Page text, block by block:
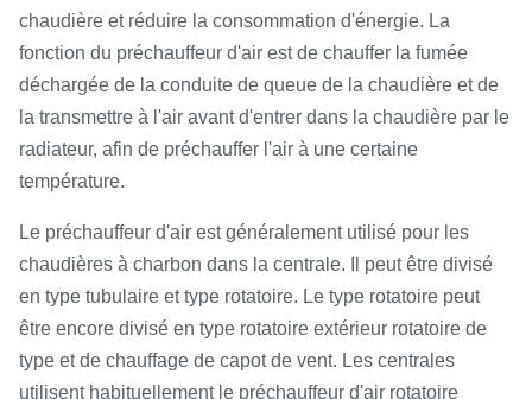
chaudière et réduire la consommation d'énergie. La
fonction du préchauffeur d'air est de chauffer la fumée
déchargée de la conduite de queue de la chaudière et de
la transmettre à l'air avant d'entrer dans la chaudière par le
radiateur, afin de préchauffer l'air à une certaine
température.
Le préchauffeur d'air est généralement utilisé pour les
chaudières à charbon dans la centrale. Il peut être divisé
en type tubulaire et type rotatoire. Le type rotatoire peut
être encore divisé en type rotatoire extérieur rotatoire de
type et de chauffage de capot de vent. Les centrales
utilisent habituellement le préchauffeur d'air rotatoire